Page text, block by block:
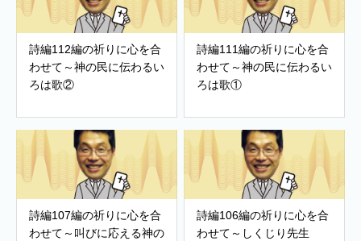
詩編112編の祈りに心を合
わせて～神の民に伝わるい
ろは歌②
詩編111編の祈りに心を合
わせて～神の民に伝わるい
ろは歌①
詩編107編の祈りに心を合
わせて～叫びに応える神の
詩編106編の祈りに心を合
わせて～しくじり先生